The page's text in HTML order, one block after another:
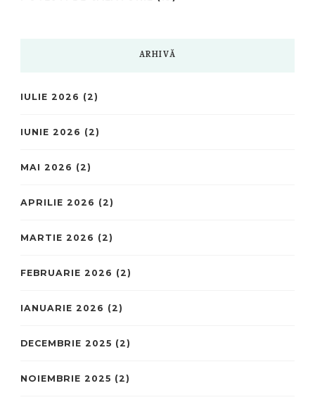
ARHIVĂ
IULIE 2026 (2)
IUNIE 2026 (2)
MAI 2026 (2)
APRILIE 2026 (2)
MARTIE 2026 (2)
FEBRUARIE 2026 (2)
IANUARIE 2026 (2)
DECEMBRIE 2025 (2)
NOIEMBRIE 2025 (2)